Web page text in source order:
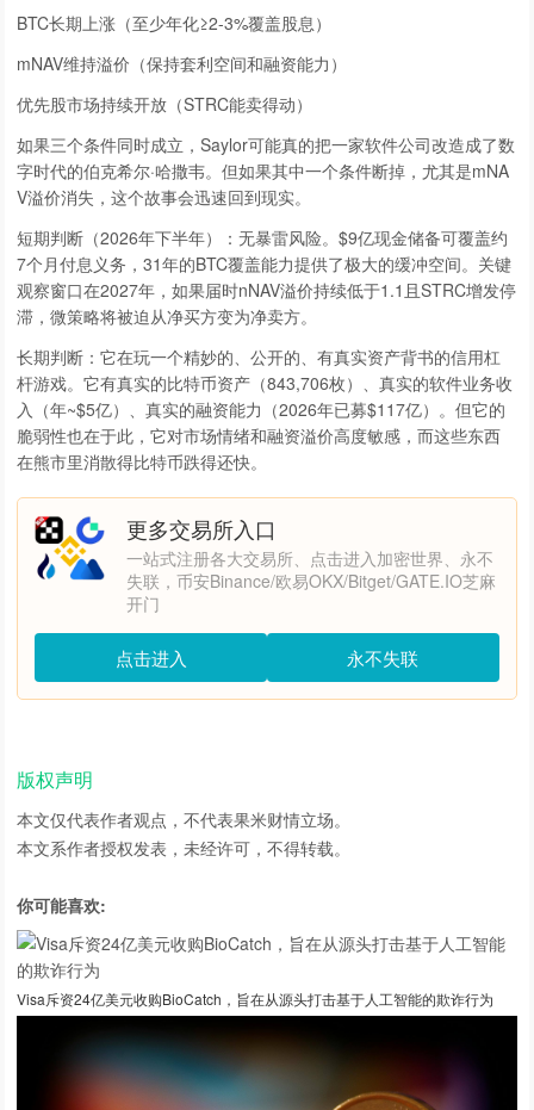
BTC长期上涨（至少年化≥2-3%覆盖股息）
mNAV维持溢价（保持套利空间和融资能力）
优先股市场持续开放（STRC能卖得动）
如果三个条件同时成立，Saylor可能真的把一家软件公司改造成了数
字时代的伯克希尔·哈撒韦。但如果其中一个条件断掉，尤其是mNA
V溢价消失，这个故事会迅速回到现实。
短期判断（2026年下半年）：无暴雷风险。$9亿现金储备可覆盖约
7个月付息义务，31年的BTC覆盖能力提供了极大的缓冲空间。关键
观察窗口在2027年，如果届时nNAV溢价持续低于1.1且STRC增发停
滞，微策略将被迫从净买方变为净卖方。
长期判断：它在玩一个精妙的、公开的、有真实资产背书的信用杠
杆游戏。它有真实的比特币资产（843,706枚）、真实的软件业务收
入（年~$5亿）、真实的融资能力（2026年已募$117亿）。但它的
脆弱性也在于此，它对市场情绪和融资溢价高度敏感，而这些东西
在熊市里消散得比特币跌得还快。
更多交易所入口
一站式注册各大交易所、点击进入加密世界、永不
失联，币安Binance/欧易OKX/Bitget/GATE.IO芝麻
开门
点击进入 永不失联
版权声明
本文仅代表作者观点，不代表果米财情立场。
本文系作者授权发表，未经许可，不得转载。
你可能喜欢:
Visa斥资24亿美元收购BioCatch，旨在从源头打击基于人工智能的欺诈行为